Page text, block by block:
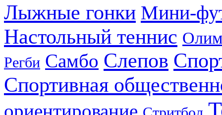
Лыжные гонки Мини-
Настольный теннис
Регби Самбо Слепов
Спортивная